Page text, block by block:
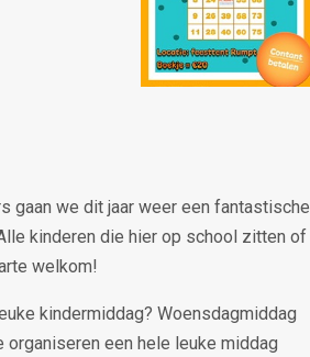
gaan we dit jaar weer een fantastische
kinderen die hier op school zitten of
welkom!
kindermiddag? Woensdagmiddag
een hele leuke middag